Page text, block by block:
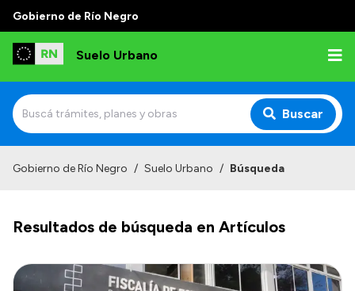
Gobierno de Río Negro
Suelo Urbano
Buscar
Gobierno de Río Negro / Suelo Urbano / Búsqueda
Resultados de búsqueda en Artículos